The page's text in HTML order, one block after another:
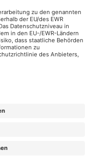
herkert.de
Zahlung per
Rechnung